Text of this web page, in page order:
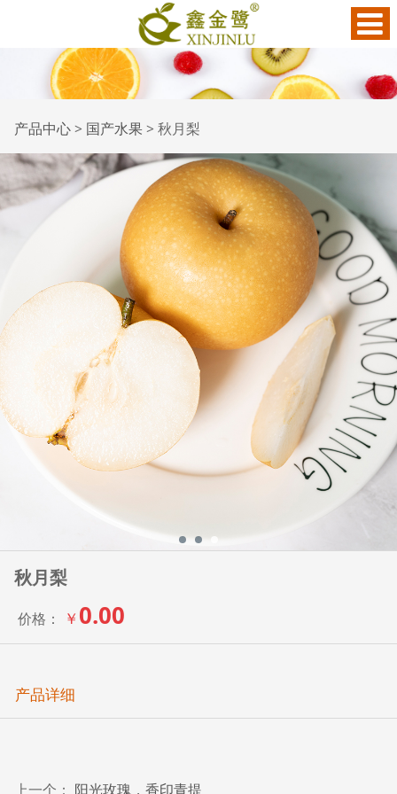
秋月梨
产品中心> 国产水果> 秋月梨
秋月梨
价格： ￥ 0.00
产品详细
上一个： 阳光玫瑰，香印青提